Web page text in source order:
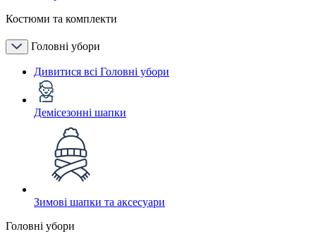
Костюми та комплекти
Головні убори
Дивитися всі Головні убори
Демісезонні шапки
Зимові шапки та аксесуари
Головні убори